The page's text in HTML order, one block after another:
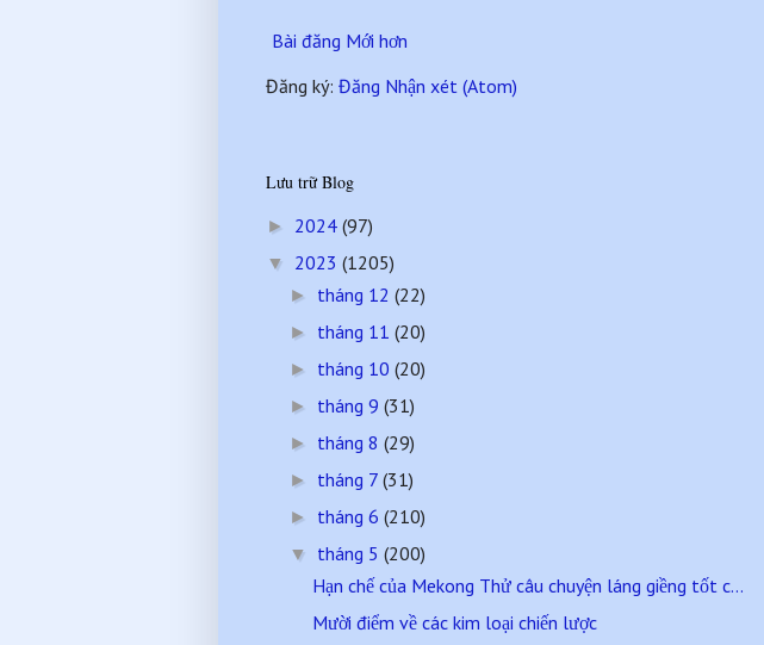
Bài đăng Mới hơn
Đăng ký: Đăng Nhận xét (Atom)
Lưu trữ Blog
► 2024 (97)
▼ 2023 (1205)
► tháng 12 (22)
► tháng 11 (20)
► tháng 10 (20)
► tháng 9 (31)
► tháng 8 (29)
► tháng 7 (31)
► tháng 6 (210)
▼ tháng 5 (200)
Hạn chế của Mekong Thử câu chuyện láng giềng tốt c...
Mười điểm về các kim loại chiến lược